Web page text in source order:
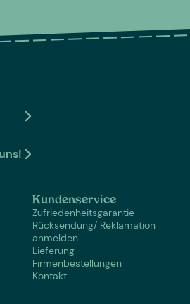
Kundenservice
Zufriedenheitsgarantie
Rücksendung/ Reklamation
anmelden
Lieferung
Firmenbestellungen
Kontakt